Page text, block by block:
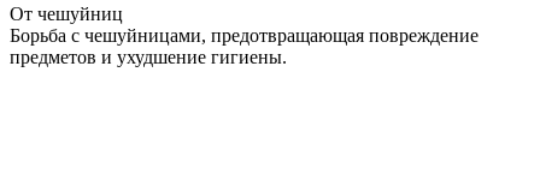
От чешуйниц
Борьба с чешуйницами, предотвращающая повреждение
предметов и ухудшение гигиены.